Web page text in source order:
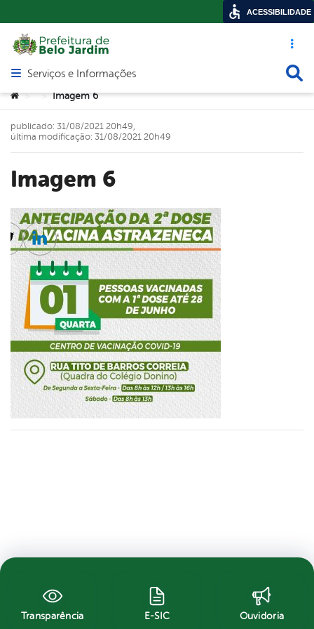
Acesso
Abrir menu principal de navegação
Serviços e Informações
Você está aqui:
> > Imagem 6
Imagem 6
publicado: 31/08/2021 20h49,
última modificação: 31/08/2021 20h49
Twitter
Linkedin
Transparência E-SIC Ouvidoria
ACESSIBILIDADE